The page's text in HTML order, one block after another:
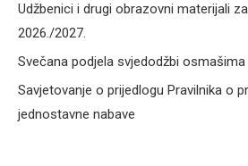
Udžbenici i drugi obrazovni materijali
2026./2027.
Svečana podjela svjedodžbi osmašima
Savjetovanje o prijedlogu Pravilnika o
jednostavne nabave